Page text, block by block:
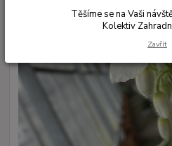
Těšíme se na Vaši
Kolektiv
Zavřít